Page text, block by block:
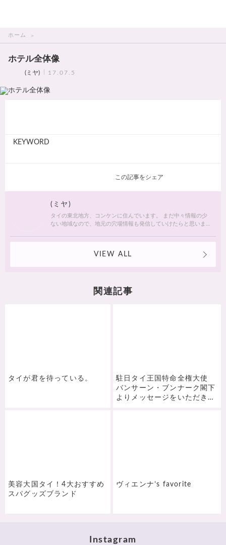
ホーム
ホテル全体像
(ミヤ) 17.07.5
KEYWORD
この記事をシェア
(ミヤ)
タイの東北地方、コンケンに住んでいます。 まだ中々情報の少
ない地域なので、地元の穴場情報も発信していけたらと思いま
VIEW ALL
関連記事
タイが君を待っている。
駐日タイ王国特命全権大使
バンサーン・ブンナーク閣下
よりメッセージをいただきま
美容大国タイ！4大おすすめ
スパグッズブランド
ヴィエンナ’s favorite
Instagram